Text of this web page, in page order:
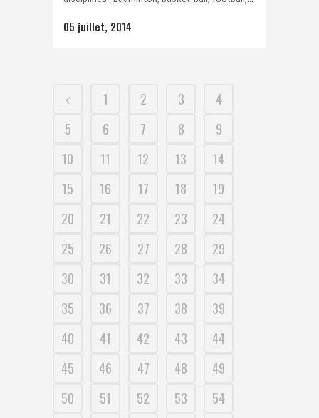
05 juillet, 2014
1 2 3
4
5
6 7 8
9
10
11 12 13
14
15
16 17 18
19
20
21 22 23
24
25
26 27 28
29
30
31 32 33
34
35
36 37 38
39
40
41 42 43
44
45
46 47 48
49
50
51 52 53
54